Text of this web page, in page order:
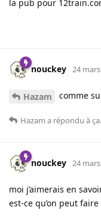
la pub pour
nouckey 24
Hazam comme
Hazam a répondu à ça.
nouckey 24
moi j’aimerais en
est-ce qu’on peut